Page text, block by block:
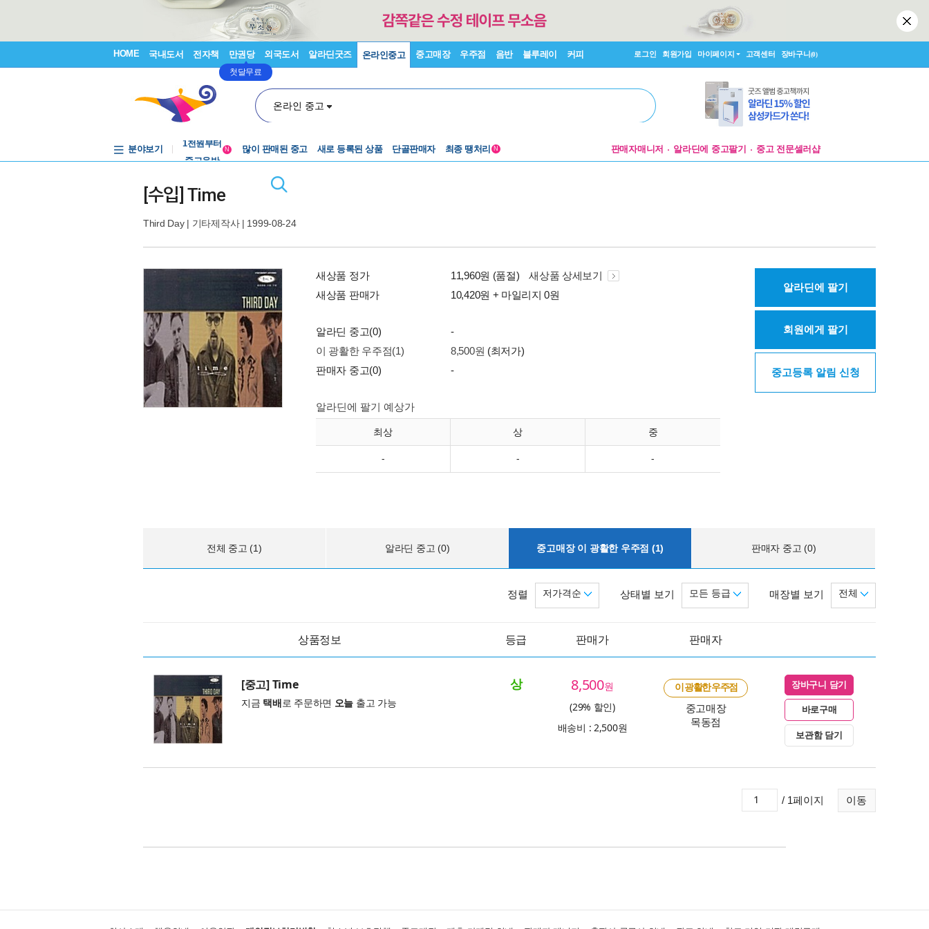
HOME 국내도서 전자책 만권당
첫달무료
외국도서 알라딘굿즈 온라인중고 중고매장 우주점 음반 블루레이 커피 로그인 회원가입 마이페이지 고객센터 장바구니(0)
온라인 중고
분야보기
중고음반
중고음반
N 많이 판매된 중고 새로 등록된 상품 단골판매자 최종 땡처리 N 판매자매니저 알라딘에 중고팔기 중고 전문셀러샵
[수입] Time
Third Day | 기타제작사| 1999-08-24
새상품 정가 11,960원 (품절)
새상품 상세보기
새상품 판매가
10,420원 + 마일리지 0원
알라딘 중고(0)
-
이 광활한 우주점(1)
8,500원 (최저가)
판매자 중고(0)
-
알라딘에 팔기 예상가
최상 상 중
- - -
알라딘에 팔기
회원에게 팔기
중고등록 알림 신청
전체 중고 (1) 알라딘 중고 (0) 중고매장 이 광활한 우주점 (1) 판매자 중고 (0)
매장별 보기 전체
상태별 보기 모든 등급
정렬 저가격순
상품정보 등급 판매가 판매자
[중고] Time
지금 택배로 주문하면 오늘 출고 가능
상 8,500원
(29% 할인)
배송비 : 2,500원
이 광활한 우주점
중고매장
목동점
장바구니 담기
바로구매
보관함 담기
이동
/ 1페이지